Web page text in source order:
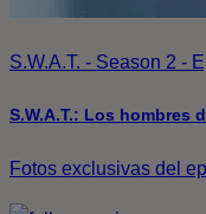
S.W.A.T. - Season 2 -
S.W.A.T.: Los hombres
Fotos exclusivas del